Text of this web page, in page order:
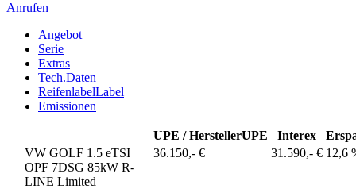
Anrufen
Angebot
Serie
Extras
Tech.Daten
ReifenlabelLabel
Emissionen
UPE / HerstellerUPE Interex
VW GOLF 1.5 eTSI
OPF 7DSG 85kW R-
LINE Limited
36.150,- € 31.590,- € 12,6